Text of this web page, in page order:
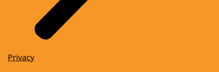
Privacy